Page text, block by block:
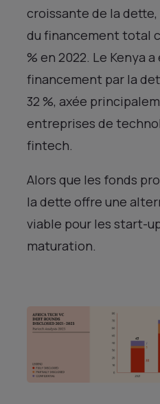
croissante de la
du financement total
% en 2022. Le Kenya
financement par la
32 %, axée
entreprises de
fintech.
Alors que les fonds
la dette offre une
viable pour les start-
maturation.